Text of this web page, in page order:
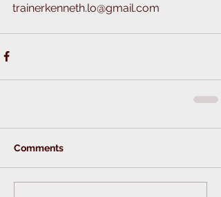
trainerkenneth.lo@gmail.com
Comments